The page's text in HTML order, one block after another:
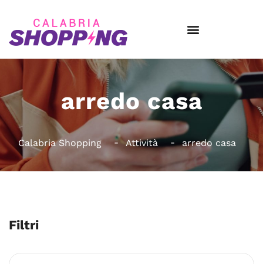
arredo casa
Calabria Shopping Attività arredo casa
Filtri